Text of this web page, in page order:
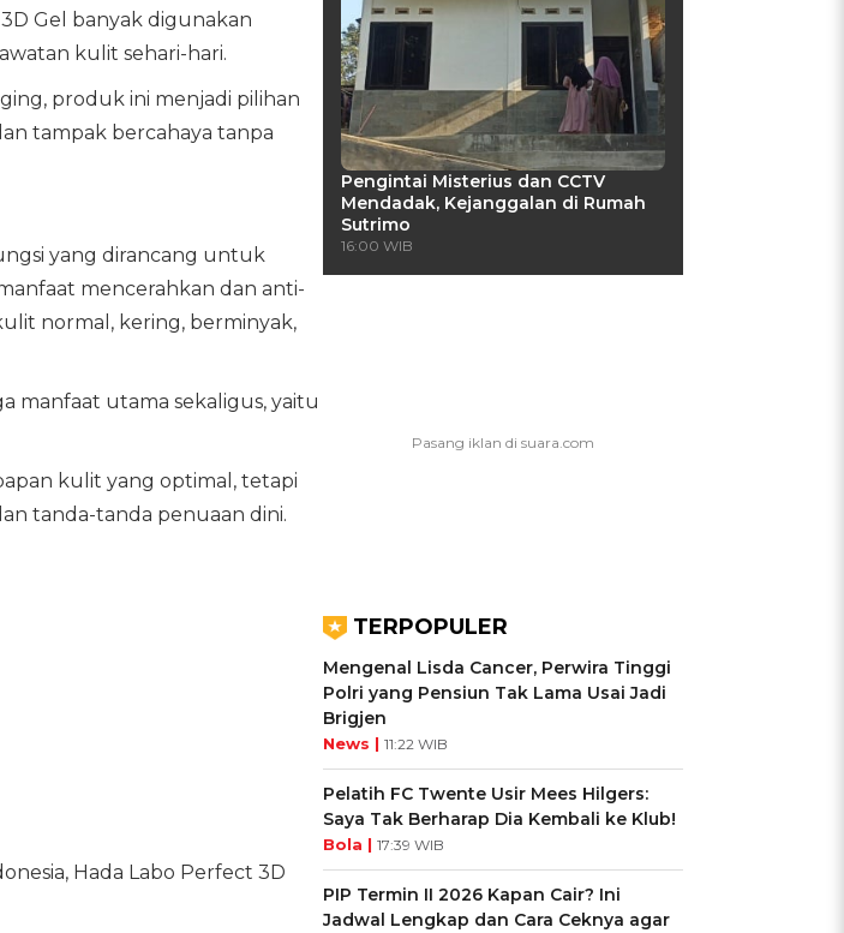
Gel banyak digunakan
kulit sehari-hari.
produk ini menjadi pilihan
tampak bercahaya tanpa
yang dirancang untuk
mencerahkan dan anti-
normal, kering, berminyak,
manfaat utama sekaligus, yaitu
kulit yang optimal, tetapi
tanda-tanda penuaan dini.
Hada Labo Perfect 3D
Pengintai Misterius dan CCTV
Mendadak, Kejanggalan di Rumah
Sutrimo
16:00 WIB
TERPOPULER
Mengenal Lisda Cancer, Perwira Tinggi
Polri yang Pensiun Tak Lama Usai Jadi
Brigjen
News | 11:22 WIB
Pelatih FC Twente Usir Mees Hilgers:
Saya Tak Berharap Dia Kembali ke Klub!
Bola | 17:39 WIB
PIP Termin II 2026 Kapan Cair? Ini
Jadwal Lengkap dan Cara Ceknya agar